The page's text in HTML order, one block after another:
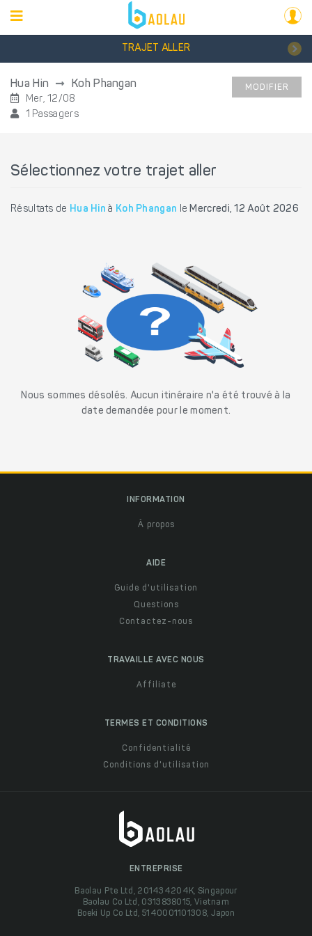
TRAJET ALLER
Hua Hin Koh Phangan
Mer, 12/08
1 Passagers
MODIFIER
Sélectionnez votre trajet aller
Résultats de Hua Hin à Koh Phangan leMercredi, 12 Août 2026
Nous sommes désolés. Aucun itinéraire n'a été trouvé à la
date demandée pour le moment.
INFORMATION
À propos
AIDE
Guide d'utilisation
Questions
Contactez-nous
TRAVAILLE AVEC NOUS
Affiliate
TERMES ET CONDITIONS
Confidentialité
Conditions d'utilisation
ENTREPRISE
Baolau Pte Ltd, 201434204K, Singapour
Baolau Co Ltd, 0313838015, Vietnam
Boeki Up Co Ltd, 5140001101308, Japon